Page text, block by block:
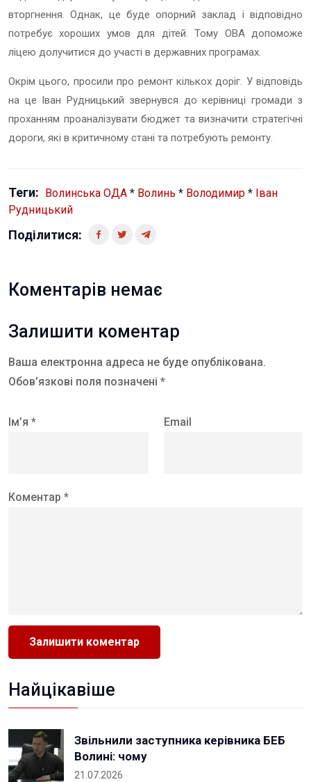
вторгнення. Однак, це буде опорний заклад і відповідно
потребує хороших умов для дітей. Тому ОВА допоможе
ліцею долучитися до участі в державних програмах.
Окрім цього, просили про ремонт кількох доріг. У відповідь
на це Іван Рудницький звернувся до керівниці громади з
проханням проаналізувати бюджет та визначити стратегічні
дороги, які в критичному стані та потребують ремонту.
Теги: Волинська ОДА * Волинь * Володимир * Іван
Рудницький
Поділитися:
Коментарів немає
Залишити коментар
Ваша електронна адреса не буде опублікована.
Обов’язкові поля позначені *
Ім’я * Email
Коментар *
Найцікавіше
Звільнили заступника керівника БЕБ
Волині: чому
21.07.2026